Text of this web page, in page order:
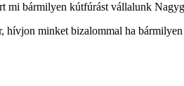
mi bármilyen kútfúrást vállalunk
minket bizalommal ha